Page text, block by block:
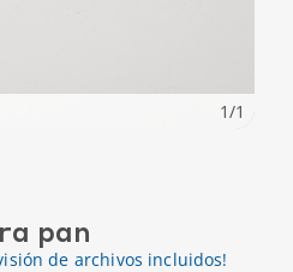
1/1
pan
de archivos incluidos!